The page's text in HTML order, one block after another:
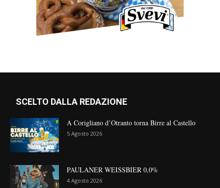
SCELTO DALLA REDAZIONE
A Corigliano d’Otranto torna Birre al Castello
5 Agosto 2026
PAULANER WEISSBIER 0,0%
4 Agosto 2026